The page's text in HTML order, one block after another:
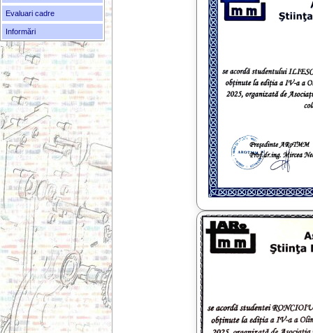
Evaluari cadre
Informări